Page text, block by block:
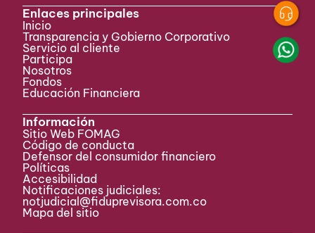
Enlaces principales
Inicio
Transparencia y Gobierno Corporativo
Servicio al cliente
Participa ​
Nosotros
Fondos
Educación Financiera
Información
Sitio Web FOMAG
Código de conducta
Defensor del consumidor financiero
Políticas
Accesibilidad
Notificaciones judiciales:
notjudicial@fiduprevisora.com.co
Mapa del sitio